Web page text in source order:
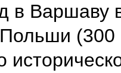
в Варшаву
(300